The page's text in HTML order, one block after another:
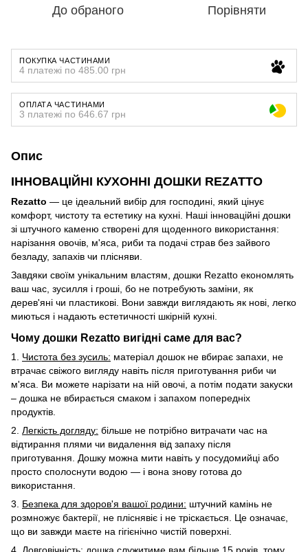
До обраного Порівняти
ПОКУПКА ЧАСТИНАМИ
4 платежі по 485.00 грн
ОПЛАТА ЧАСТИНАМИ
3 платежі по 646.67 грн
Опис
ІННОВАЦІЙНІ КУХОННІ ДОШКИ REZATTO
Rezatto — це ідеальний вибір для господині, який цінує
комфорт, чистоту та естетику на кухні. Наші інноваційні дошки
зі штучного каменю створені для щоденного використання:
нарізання овочів, м'яса, риби та подачі страв без зайвого
безладу, запахів чи плісняви.
Завдяки своїм унікальним властям, дошки Rezatto економлять
ваш час, зусилля і гроші, бо не потребують заміни, як
дерев'яні чи пластикові. Вони завжди виглядають як нові, легко
миються і надають естетичності шкірній кухні.
Чому дошки Rezatto вигідні саме для вас?
1. Чистота без зусиль: матеріал дошок не вбирає запахи, не
втрачає свіжого вигляду навіть після приготування риби чи
м'яса. Ви можете нарізати на ній овочі, а потім подати закуски
– дошка не вбирається смаком і запахом попередніх
продуктів.
2. Легкість догляду: більше не потрібно витрачати час на
відтирання плями чи видалення від запаху після
приготування. Дошку можна мити навіть у посудомийці або
просто сполоснути водою — і вона знову готова до
використання.
3. Безпека для здоров'я вашої родини: штучний камінь не
розмножує бактерії, не пліснявіє і не тріскається. Це означає,
що ви завжди маєте на гігієнічно чистій поверхні.